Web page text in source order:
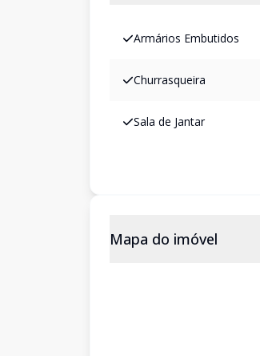
Armários Embutidos
Churrasqueira
Sala de Jantar
Mapa do imóvel